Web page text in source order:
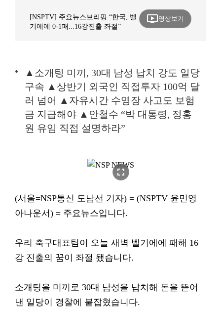
[NSPTV] 주요뉴스브리핑 “한국, 벨
기에에 0-1패...16강진출 좌절”
ondemand_video영상보기
▲소개팅 미끼, 30대 남성 납치 강도 일당
구속 ▲상반기 외국인 직접투자 100억 달
러 넘어 ▲자유시간 수영장 사고도 보험
금 지급해야 ▲안철수 “박 대통령, 정홍
원 유임 직접 설명하라”
fullscreen
(서울=NSP통신 도남선 기자) = (NSPTV 윤민영
아나운서) = 주요뉴스입니다.
우리 축구대표팀이 오늘 새벽 벨기에에 패해 16
강 진출의 꿈이 좌절 됐습니다.
소개팅을 미끼로 30대 남성을 납치해 돈을 뜯어
낸 일당이 경찰에 붙잡혔습니다.